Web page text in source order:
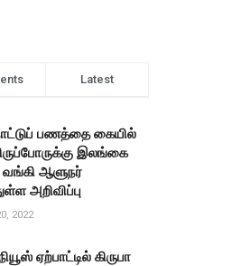
Latest
பணத்தை கையில்
இலங்கை
வங்கி ஆளுநர்
அறிவிப்பு
2022
ஏற்பாட்டில் கிருபா